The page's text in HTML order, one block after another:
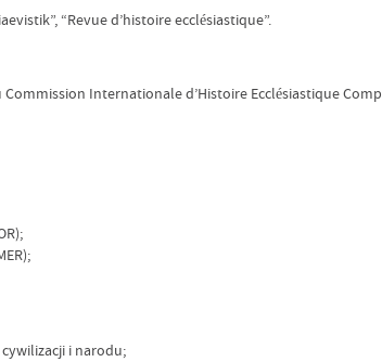
“Revue d’histoire ecclésiastique”.
Internationale d’Histoire Ecclésiastique
i narodu;